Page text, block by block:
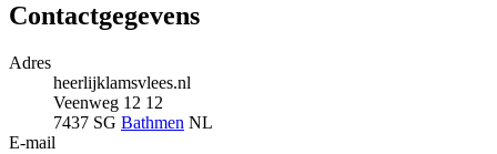
Contactgegevens
Adres
heerlijklamsvlees.nl
Veenweg 12 12
7437 SG Bathmen NL
E-mail